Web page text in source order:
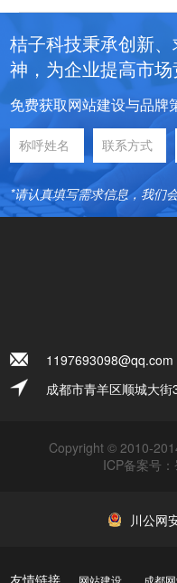
桔子科技秉承创新
神，为企业提高市场
免费获取网站建设与品牌
*请认真填写需求信息，我们
1197693098@qq.com
成都市青羊区顺城大
Copyright © 2010-
ICP备案号：
川公网
友情链接 网站建设 成都